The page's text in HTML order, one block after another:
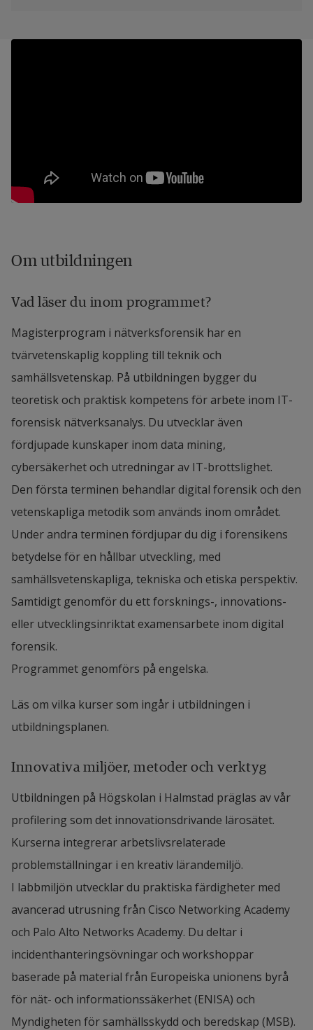
Om utbildningen
Vad läser du inom programmet?
Magisterprogram i nätverksforensik har en
tvärvetenskaplig koppling till teknik och
samhällsvetenskap. På utbildningen bygger du
teoretisk och praktisk kompetens för arbete inom IT-
forensisk nätverksanalys. Du utvecklar även
fördjupade kunskaper inom data mining,
cybersäkerhet och utredningar av IT-brottslighet.
Den första terminen behandlar digital forensik och den
vetenskapliga metodik som används inom området.
Under andra terminen fördjupar du dig i forensikens
betydelse för en hållbar utveckling, med
samhällsvetenskapliga, tekniska och etiska perspektiv.
Samtidigt genomför du ett forsknings-, innovations-
eller utvecklingsinriktat examensarbete inom digital
forensik.
Programmet genomförs på engelska.
Läs om vilka kurser som ingår i utbildningen i
utbildningsplanen.
Innovativa miljöer, metoder och verktyg
Utbildningen på Högskolan i Halmstad präglas av vår
profilering som det innovationsdrivande lärosätet.
Kurserna integrerar arbetslivsrelaterade
problemställningar i en kreativ lärandemiljö.
I labbmiljön utvecklar du praktiska färdigheter med
avancerad utrusning från Cisco Networking Academy
och Palo Alto Networks Academy. Du deltar i
incidenthanteringsövningar och workshoppar
baserade på material från Europeiska unionens byrå
för nät- och informationssäkerhet (ENISA) och
Myndigheten för samhällsskydd och beredskap (MSB).